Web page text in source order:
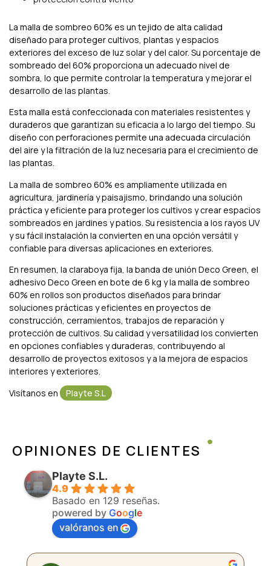
La malla de sombreo 60% es un tejido de alta calidad
diseñado para proteger cultivos, plantas y espacios
exteriores del exceso de luz solar y del calor. Su porcentaje de
sombreado del 60% proporciona un adecuado nivel de
sombra, lo que permite controlar la temperatura y mejorar el
desarrollo de las plantas.
Esta malla está confeccionada con materiales resistentes y
duraderos que garantizan su eficacia a lo largo del tiempo. Su
diseño con perforaciones permite una adecuada circulación
del aire y la filtración de la luz necesaria para el crecimiento de
las plantas.
La malla de sombreo 60% es ampliamente utilizada en
agricultura, jardinería y paisajismo, brindando una solución
práctica y eficiente para proteger los cultivos y crear espacios
sombreados en jardines y patios. Su resistencia a los rayos UV
y su fácil instalación la convierten en una opción versátil y
confiable para diversas aplicaciones en exteriores.
En resumen, la claraboya fija, la banda de unión Deco Green, el
adhesivo Deco Green en bote de 6 kg y la malla de sombreo
60% en rollos son productos diseñados para brindar
soluciones prácticas y eficientes en proyectos de
construcción, cerramientos, trabajos de reparación y
protección de cultivos. Su calidad y versatilidad los convierten
en opciones confiables y duraderas, contribuyendo al
desarrollo de proyectos exitosos y a la mejora de espacios
interiores y exteriores.
Visítanos en
Playte S.L
OPINIONES DE CLIENTES
Playte S.L.
4.9
Basado en 129 reseñas.
powered by Google
valóranos en